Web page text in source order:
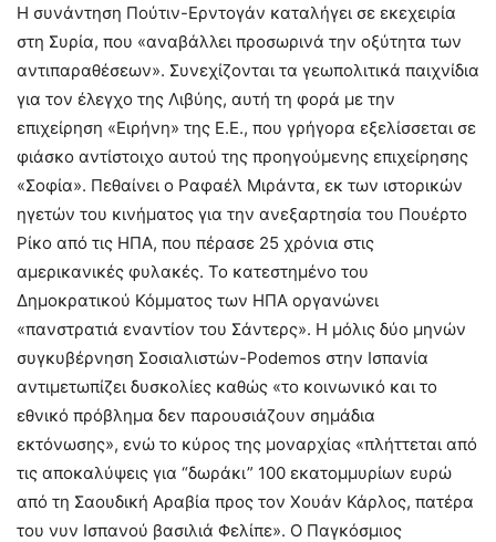
Η συνάντηση Πούτιν-Ερντογάν καταλήγει σε εκεχειρία
στη Συρία, που «αναβάλλει προσωρινά την οξύτητα των
αντιπαραθέσεων». Συνεχίζονται τα γεωπολιτικά παιχνίδια
για τον έλεγχο της Λιβύης, αυτή τη φορά με την
επιχείρηση «Ειρήνη» της Ε.Ε., που γρήγορα εξελίσσεται σε
φιάσκο αντίστοιχο αυτού της προηγούμενης επιχείρησης
«Σοφία». Πεθαίνει ο Ραφαέλ Μιράντα, εκ των ιστορικών
ηγετών του κινήματος για την ανεξαρτησία του Πουέρτο
Ρίκο από τις ΗΠΑ, που πέρασε 25 χρόνια στις
αμερικανικές φυλακές. Το κατεστημένο του
Δημοκρατικού Κόμματος των ΗΠΑ οργανώνει
«πανστρατιά εναντίον του Σάντερς». Η μόλις δύο μηνών
συγκυβέρνηση Σοσιαλιστών-Podemos στην Ισπανία
αντιμετωπίζει δυσκολίες καθώς «το κοινωνικό και το
εθνικό πρόβλημα δεν παρουσιάζουν σημάδια
εκτόνωσης», ενώ το κύρος της μοναρχίας «πλήττεται από
τις αποκαλύψεις για “δωράκι” 100 εκατομμυρίων ευρώ
από τη Σαουδική Αραβία προς τον Χουάν Κάρλος, πατέρα
του νυν Ισπανού βασιλιά Φελίπε». Ο Παγκόσμιος